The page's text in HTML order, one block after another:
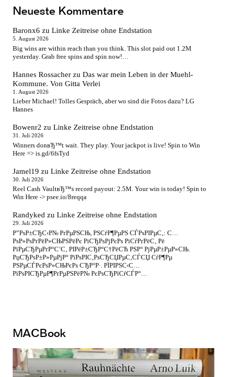
Neueste Kommentare
Baronx6 zuLinke Zeitreise ohne Endstation
5. August 2026
Big wins are within reach than you think. This slot paid out 1.2M
yesterday. Grab free spins and spin now!…
Hannes Rossacher zuDas war mein Leben in der Muehl-
Kommune. Von Gitta Verlei
1. August 2026
Lieber Michael! Tolles Gespräch, aber wo sind die Fotos dazu? LG
Hannes
Bowenr2 zuLinke Zeitreise ohne Endstation
31. Juli 2026
Winners donвЂ™t wait. They play. Your jackpot is live! Spin to Win
Here => is.gd/6fsTyd
Jamel19 zuLinke Zeitreise ohne Endstation
30. Juli 2026
Reel Cash VaultвЂ™s record payout: 2.5M. Your win is today! Spin to
Win Here -> psee.io/8reqqa
Randyked zuLinke Zeitreise ohne Endstation
29. Juli 2026
Р”РѕР±СЂС‹Р№ РґРµРЅСЊ, РЅСѓР¶РµРЅ СЃРѕРІРµС‚: С…
РѕР»РѕРґРёР»СЊРЅРёРє РіСЂРѕРјРєРѕ РіСѓРґРёС‚ Рё
РїРµСЂРµРґР°С‘С‚ РІРёР±СЂР°С†РёСЋ РЅР° РјРµР±РµР»СЊ.
РџСЂРѕР±Р»РµРјР° РїРѕРІС‚РѕСЂСЏРµС‚СЃСЏ СѓР¶Рµ
РЅРµСЃРєРѕР»СЊРєРѕ СЂР°Р·. РЇРІРЅС‹С…
РїРѕРІСЂРµР¶РґРµРЅРёР№ РєРѕСЂРїСѓСЃР°…
MACBook